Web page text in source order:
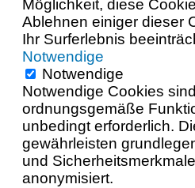
Möglichkeit, diese
Ablehnen einiger dieser
Ihr Surferlebnis
Notwendige
Notwendige
Notwendige Cookies
ordnungsgemäße
unbedingt erforderlich.
gewährleisten
und
anonymisiert.